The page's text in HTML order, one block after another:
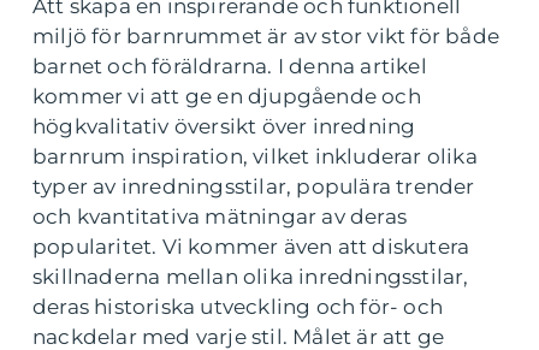
Att skapa en inspirerande och funktionell
miljö för barnrummet är av stor vikt för både
barnet och föräldrarna. I denna artikel
kommer vi att ge en djupgående och
högkvalitativ översikt över inredning
barnrum inspiration, vilket inkluderar olika
typer av inredningsstilar, populära trender
och kvantitativa mätningar av deras
popularitet. Vi kommer även att diskutera
skillnaderna mellan olika inredningsstilar,
deras historiska utveckling och för- och
nackdelar med varje stil. Målet är att ge